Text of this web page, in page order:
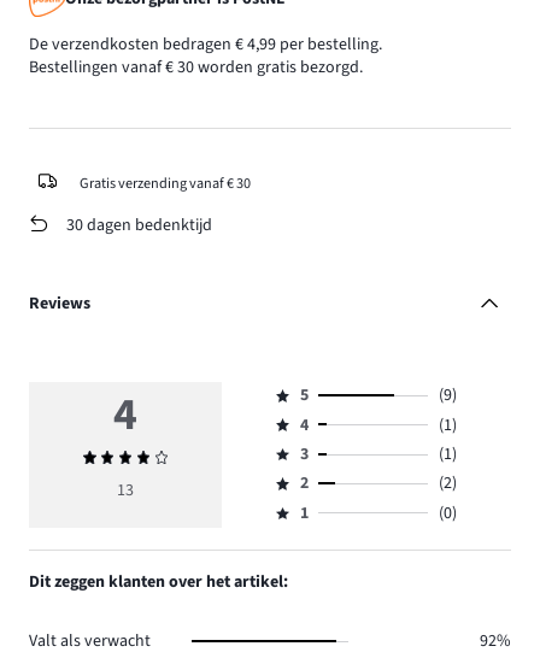
De verzendkosten bedragen € 4,99 per bestelling.
Bestellingen vanaf € 30 worden gratis bezorgd.
Gratis verzending vanaf € 30
30 dagen bedenktijd
Reviews
4
Gemiddelde
beoordeling
13
Beoordeling
5,
aantal
reviews
9.
5
(9)
Beoordeling
4,
aantal
reviews
4
(1)
Beoordeling
3,
aantal
3
(1)
Beoordeling
2,
2.
2
(2)
Beoordeling
1,
aantal
reviews
1 (0)
Dit zeggen klanten over het artikel:
Valt als verwacht
92%